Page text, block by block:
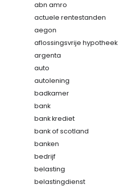
abn amro
actuele rentestanden
aegon
aflossingsvrije hypotheek
argenta
auto
autolening
badkamer
bank
bank krediet
bank of scotland
banken
bedrijf
belasting
belastingdienst